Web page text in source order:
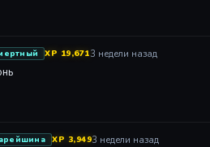
XP 19,6713 недели назад
XP 3,9493 недели назад